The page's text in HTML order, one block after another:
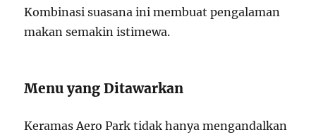
Kombinasi suasana ini membuat pengalaman
makan semakin istimewa.
Menu yang Ditawarkan
Keramas Aero Park tidak hanya mengandalkan